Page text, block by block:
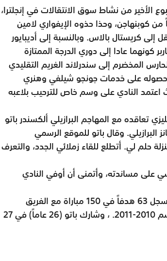
الأخير من نشاط سوق الانتقالات في إنجلترا،
كوبنهاجن، وحذا حذوه الإيفواري لامين
إلى كريستال بالاس. وبالنسبة إلى أديبايور
عادا إلى دوري الدرجة الممتازة
المخضرم إلى سندرلاند الغريم التقليدي
حصوله على خدمات جونجو شيلفي وهنري
اعتمد النادي على وسم خاص للترحيب بلاعبه
تعاقده مع المهاجم البرازيلي ألكسندر باتو
البرازيلي. وقال باتو للموقع الرسمي
حلم لي. أتطلع للقاء زملائي الجدد، والتعرف
على مساندته، وأتمنى أن أوفي النادي
ورحل باتو عن ميلان إلى بلده البرازيل في 2013 بعدما سجل 63 هدفاً في 150 مباراة مع الفريق
الإيطالي، وساهم في فوزه بلقب الدوري المحلي موسم 2010-2011. ، وشارك باتو (26 عاماً) في 27